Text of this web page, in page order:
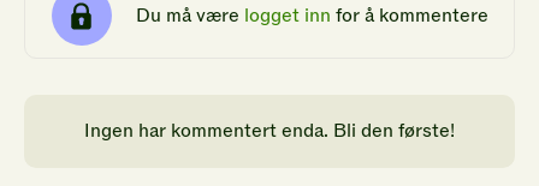
Du må være logget inn for å kommentere
Ingen har kommentert enda. Bli den første!